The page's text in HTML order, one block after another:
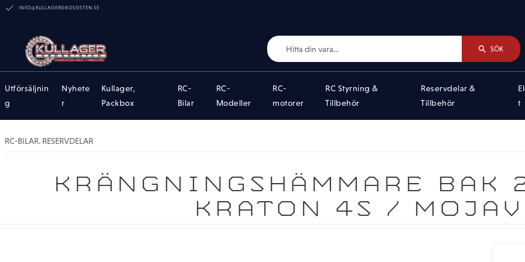
INFO@KULLAGERGROSSISTEN.SE
SÖK
Utförsäljnin
g
Nyhete
r
Kullager,
Packbox
RC-
Bilar
RC-
Modeller
RC-
motorer
RC Styrning &
Tillbehör
Reservdelar &
Tillbehör
t
RC-BILAR. RESERVDELAR
KRÄNGNINGSHÄMMARE BAK
KRATON 4S /